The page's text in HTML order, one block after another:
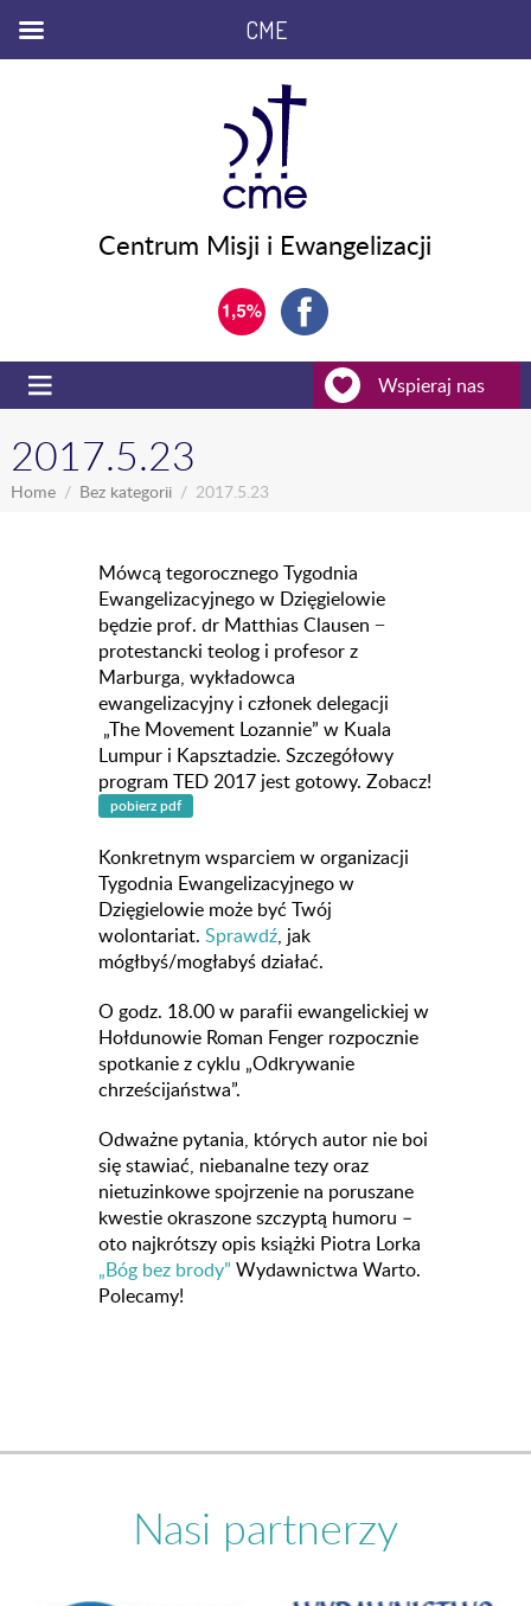
Centrum Misji i Ewangelizacji
Wspieraj nas
2017.5.23
Home Bez kategorii 2017.5.23
Mówcą tegorocznego Tygodnia
Ewangelizacyjnego w Dzięgielowie
będzie prof. dr Matthias Clausen −
protestancki teolog i profesor z
Marburga, wykładowca
ewangelizacyjny i członek delegacji
„The Movement Lozannie” w Kuala
Lumpur i Kapsztadzie. Szczegółowy
program TED 2017 jest gotowy. Zobacz!
Konkretnym wsparciem w organizacji
Tygodnia Ewangelizacyjnego w
Dzięgielowie może być Twój
wolontariat.Sprawdź, jak
mógłbyś/mogłabyś działać.
O godz. 18.00 w parafii ewangelickiej w
Hołdunowie Roman Fenger rozpocznie
spotkanie z cyklu „Odkrywanie
chrześcijaństwa”.
Odważne pytania, których autor nie boi
się stawiać, niebanalne tezy oraz
nietuzinkowe spojrzenie na poruszane
kwestie okraszone szczyptą humoru –
oto najkrótszy opis książki Piotra Lorka
„Bóg bez brody” Wydawnictwa Warto.
Polecamy!
Nasi partnerzy
CME